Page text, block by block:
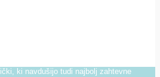
ki navdušijo tudi najbolj zahtevne